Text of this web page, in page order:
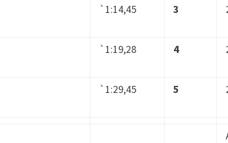
`1:14,45 3
`1:19,28 4
`1:29,45 5